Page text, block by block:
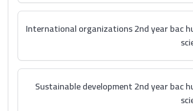
International organizations 2nd year bac
Sustainable development 2nd year bac